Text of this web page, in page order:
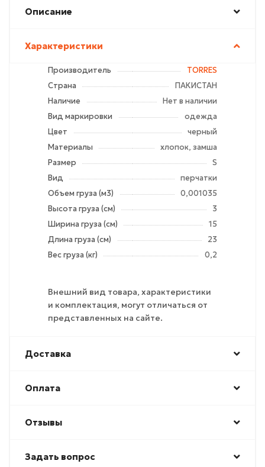
Описание
Характеристики
Производитель
TORRES
Страна
ПАКИСТАН
Наличие
Нет в наличии
Вид маркировки
одежда
Цвет
черный
Материалы
хлопок, замша
Размер
S
Вид
перчатки
Объем груза (м3)
0,001035
Высота груза (см)
3
Ширина груза (см)
15
Длина груза (см)
23
Вес груза (кг)
0,2
Внешний вид товара, характеристики
и комплектация, могут отличаться от
представленных на сайте.
Доставка
Оплата
Отзывы
Задать вопрос